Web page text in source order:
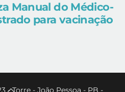
Manual do Médico-
para vacinação
Back